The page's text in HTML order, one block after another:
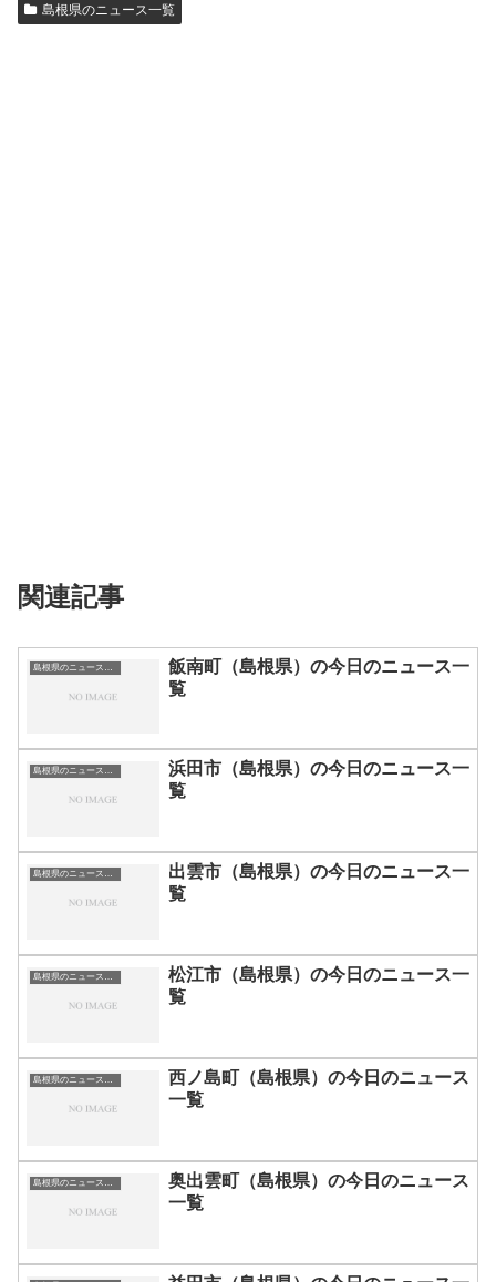
島根県のニュース一覧
関連記事
島根県のニュース一覧
飯南町（島根県）の今日のニュース一
覧
島根県のニュース一覧
浜田市（島根県）の今日のニュース一
覧
島根県のニュース一覧
出雲市（島根県）の今日のニュース一
覧
島根県のニュース一覧
松江市（島根県）の今日のニュース一
覧
島根県のニュース一覧
西ノ島町（島根県）の今日のニュース
一覧
島根県のニュース一覧
奥出雲町（島根県）の今日のニュース
一覧